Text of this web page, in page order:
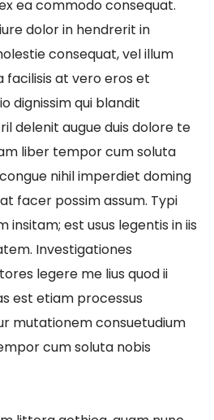
ea commodo consequat.
dolor in hendrerit in
consequat, vel illum
facilisis at vero eros et
dignissim qui blandit
delenit augue duis dolore te
liber tempor cum soluta
nihil imperdiet doming
facer possim assum. Typi
est usus legentis in iis
Investigationes
legere me lius quod ii
est etiam processus
mutationem consuetudium
cum soluta nobis